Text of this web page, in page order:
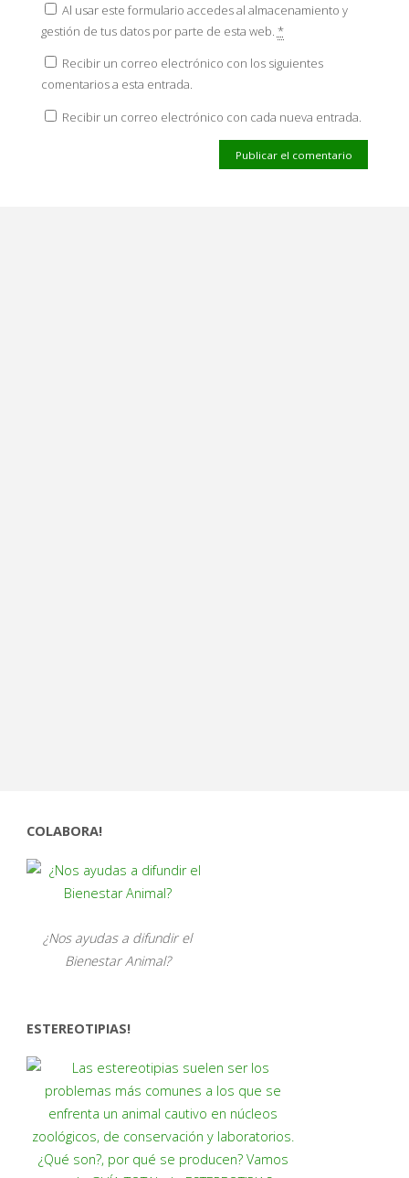
Al usar este formulario accedes al almacenamiento y
gestión de tus datos por parte de esta web. *
Recibir un correo electrónico con los siguientes
comentarios a esta entrada.
Recibir un correo electrónico con cada nueva entrada.
COLABORA!
¿Nos ayudas a difundir el
Bienestar Animal?
ESTEREOTIPIAS!